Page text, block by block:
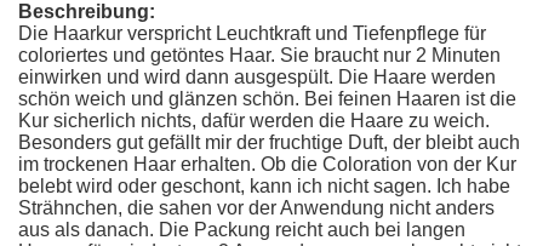
Beschreibung:
Die Haarkur verspricht Leuchtkraft und Tiefenpflege für
coloriertes und getöntes Haar. Sie braucht nur 2 Minuten
einwirken und wird dann ausgespült. Die Haare werden
schön weich und glänzen schön. Bei feinen Haaren ist die
Kur sicherlich nichts, dafür werden die Haare zu weich.
Besonders gut gefällt mir der fruchtige Duft, der bleibt auch
im trockenen Haar erhalten. Ob die Coloration von der Kur
belebt wird oder geschont, kann ich nicht sagen. Ich habe
Strähnchen, die sahen vor der Anwendung nicht anders
aus als danach. Die Packung reicht auch bei langen